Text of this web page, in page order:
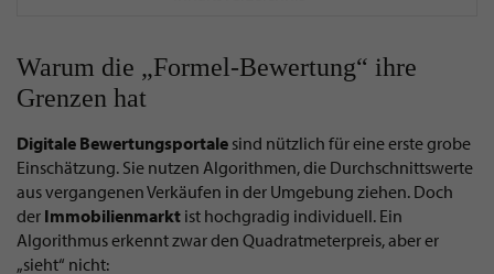
Warum die „Formel-Bewertung“ ihre
Grenzen hat
Digitale Bewertungsportale sind nützlich für eine erste grobe
Einschätzung. Sie nutzen Algorithmen, die Durchschnittswerte
aus vergangenen Verkäufen in der Umgebung ziehen. Doch
der Immobilienmarkt ist hochgradig individuell. Ein
Algorithmus erkennt zwar den Quadratmeterpreis, aber er
„sieht“ nicht: